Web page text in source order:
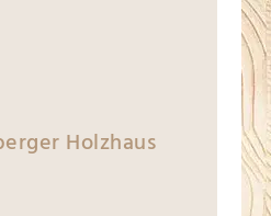
Holzhaus